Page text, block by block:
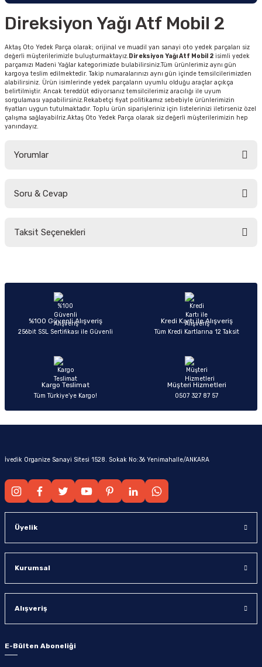
Direksiyon Yağı Atf Mobil 2
Aktaş Oto Yedek Parça olarak; orijinal ve muadil yan sanayi oto yedek parçaları siz
değerli müşterilerimizle buluşturmaktayız.Direksiyon Yağı Atf Mobil 2 isimli yedek
parçamızı Madeni Yağlar kategorimizde bulabilirsiniz.Tüm ürünlerimiz aynı gün
kargoya teslim edilmektedir. Takip numaralarınızı aynı gün içinde temsilcilerimizden
alabilirsiniz. Ürün isimlerinde yedek parçaların uyumlu olduğu araçlar açıkça
belirtilmiştir. Ancak tereddüt ediyorsanız temsilcilerimiz aracılığı ile uyum
sorgulaması yapabilirsiniz.Rekabetçi fiyat politikamız sebebiyle ürünlerimizin
fiyatları uygun tutulmaktadır. Toplu ürün siparişleriniz için listelerinizi iletirseniz özel
çalışma sağlayabilriz.Aktaş Oto Yedek Parça olarak siz değerli müşterilerimizin hep
yanındayız.
Yorumlar
Soru & Cevap
Taksit Seçenekleri
%100 Güvenli Alışveriş
256bit SSL Sertifikası ile Güvenli
Kredi Kartı ile Alışveriş
Tüm Kredi Kartlarına 12 Taksit
Kargo Teslimat
Tüm Türkiye’ye Kargo!
Müşteri Hizmetleri
0507 327 87 57
İvedik Organize Sanayi Sitesi 1528. Sokak No:36 Yenimahalle/ANKARA
Üyelik
Kurumsal
Alışveriş
E-Bülten Aboneliği